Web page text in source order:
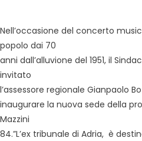
Nell’occasione del concerto
popolo dai 70
anni dall’alluvione del 1951, il
invitato
l’assessore regionale Gianpaolo
inaugurare la nuova sede della
Mazzini
84.”L’ex tribunale di Adria, è